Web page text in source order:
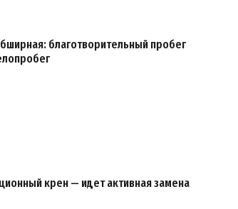
благотворительный пробег
крен — идет активная замена